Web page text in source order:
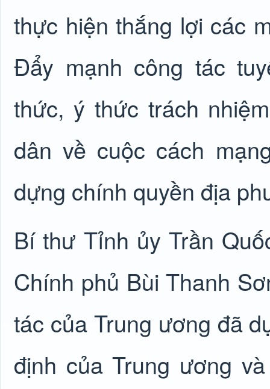
thực hiện thắng lợi các
Đẩy mạnh công tác
thức, ý thức trách
dân về cuộc cách
dựng chính quyền địa
Bí thư Tỉnh ủy Trần
Chính phủ Bùi Thanh
tác của Trung ương đã
định của Trung ương